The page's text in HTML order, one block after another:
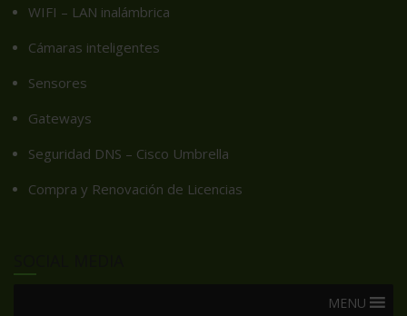
WIFI – LAN inalámbrica
Cámaras inteligentes
Sensores
Gateways
Seguridad DNS – Cisco Umbrella
Compra y Renovación de Licencias
MENU